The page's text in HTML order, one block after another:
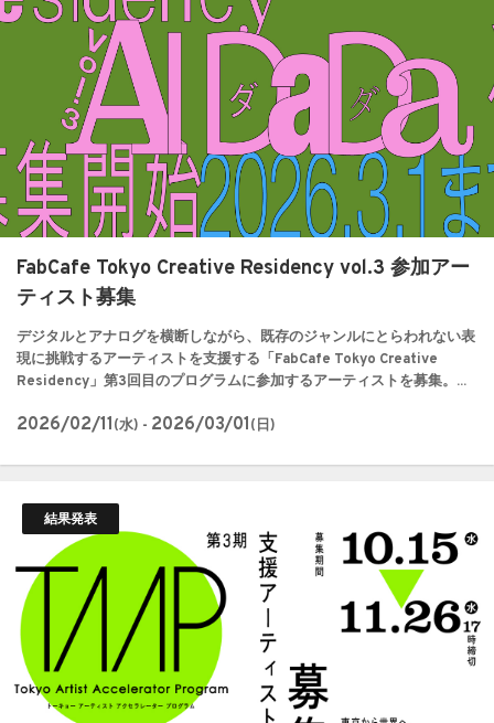
FabCafe Tokyo Creative Residency vol.3 参加アー
ティスト募集
デジタルとアナログを横断しながら、既存のジャンルにとらわれない表
現に挑戦するアーティストを支援する「FabCafe Tokyo Creative
Residency」第3回目のプログラムに参加するアーティストを募集。...
2026/02/11(水) - 2026/03/01(日)
結果発表